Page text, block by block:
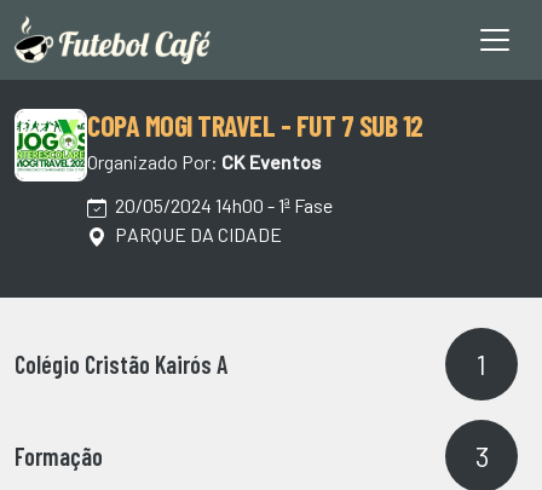
COPA MOGI TRAVEL - FUT 7 SUB 12
Organizado Por: CK Eventos
20/05/2024 14h00 - 1ª Fase
PARQUE DA CIDADE
Colégio Cristão Kairós A 1
3
Formação